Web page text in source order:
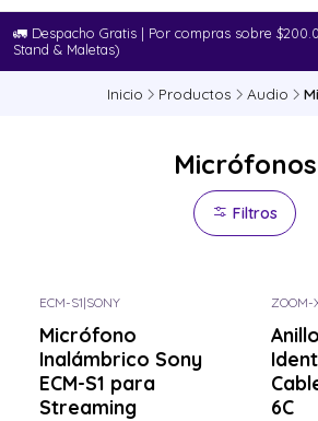
🚛​ Despacho Gratis | Por compras sobre
Stand & Maletas)
Inicio Productos Audio
Micrófonos
Filtros
ECM-S1|SONY
Micrófono
Inalámbrico Sony
ECM-S1 para
Streaming
ZOOM-
6C